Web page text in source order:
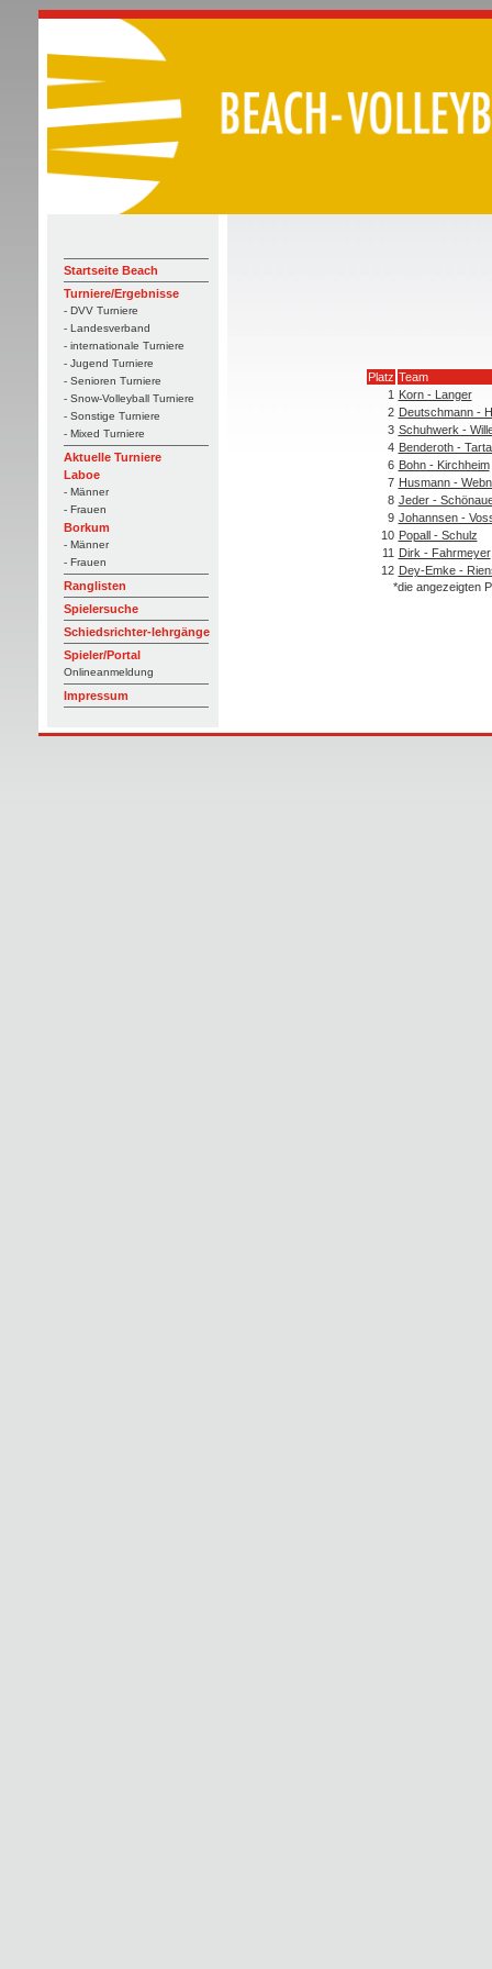
Startseite Beach
Turniere/Ergebnisse
- DVV Turniere
- Landesverband
- internationale Turniere
- Jugend Turniere
- Senioren Turniere
- Snow-Volleyball Turniere
- Sonstige Turniere
- Mixed Turniere
Aktuelle Turniere
Laboe
- Männer
- Frauen
Borkum
- Männer
- Frauen
Ranglisten
Spielersuche
Schiedsrichter-lehrgänge
Spieler/Portal
Onlineanmeldung
Impressum
Platz Team
1 Korn - Langer
2 Deutschmann -
3 Schuhwerk -
4 Benderoth -
6 Bohn - Kirchheim
7 Husmann -
8 Jeder -
9 Johannsen -
10 Popall - Schulz
11 Dirk - Fahrmeyer
12 Dey-Emke -
*die angezeigten